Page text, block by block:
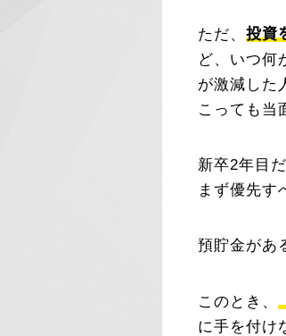
ただ、 投資
ど、いつ何
が激減した
こっても当
新卒2年目
まず優先す
預貯金があ
このとき、
に手を付け